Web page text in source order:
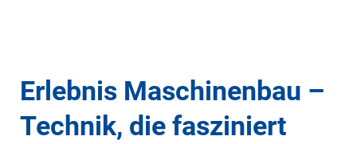
Erlebnis Maschinenbau –
Technik, die fasziniert